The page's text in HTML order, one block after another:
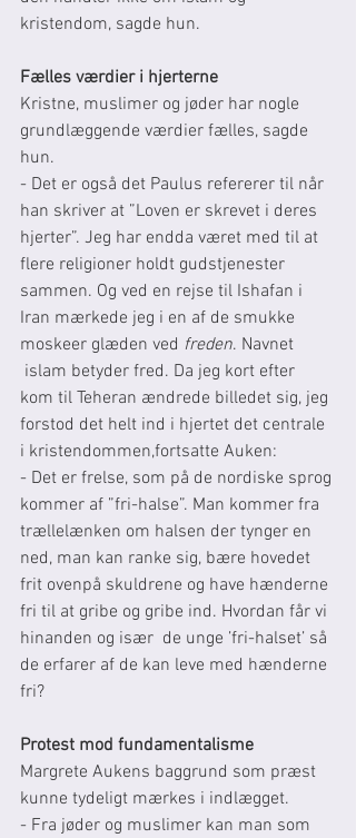
kristendom, sagde hun.
Fælles værdier i hjerterne
Kristne, muslimer og jøder har nogle
grundlæggende værdier fælles, sagde
hun.
- Det er også det Paulus refererer til når
han skriver at ”Loven er skrevet i deres
hjerter”. Jeg har endda været med til at
flere religioner holdt gudstjenester
sammen. Og ved en rejse til Ishafan i
Iran mærkede jeg i en af de smukke
moskeer glæden ved freden. Navnet
islam betyder fred. Da jeg kort efter
kom til Teheran ændrede billedet sig, jeg
forstod det helt ind i hjertet det centrale
i kristendommen,fortsatte Auken:
- Det er frelse, som på de nordiske sprog
kommer af ”fri-halse”. Man kommer fra
trællelænken om halsen der tynger en
ned, man kan ranke sig, bære hovedet
frit ovenpå skuldrene og have hænderne
fri til at gribe og gribe ind. Hvordan får vi
hinanden og især  de unge ’fri-halset’ så
de erfarer af de kan leve med hænderne
fri?
Protest mod fundamentalisme
Margrete Aukens baggrund som præst
kunne tydeligt mærkes i indlægget.
- Fra jøder og muslimer kan man som